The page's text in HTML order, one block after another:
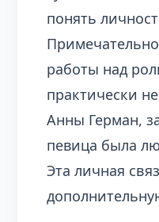
понять
работы над
практически
Анны Герман,
певица была
Эта личная